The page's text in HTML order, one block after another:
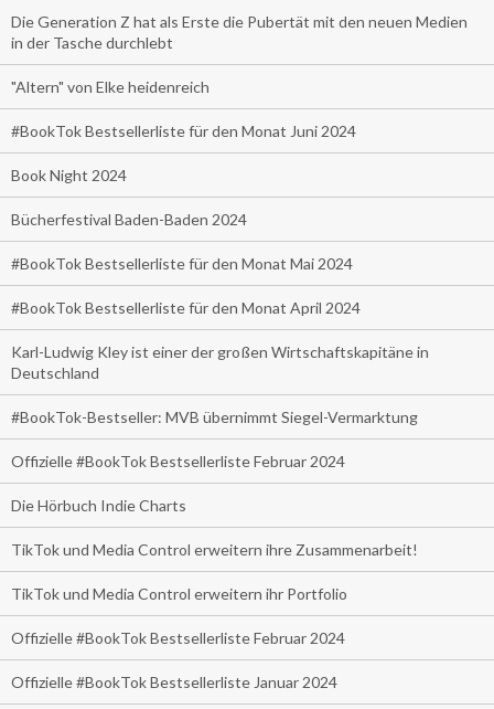
Die Generation Z hat als Erste die Pubertät mit den neuen Medien
in der Tasche durchlebt
"Altern" von Elke heidenreich
#BookTok Bestsellerliste für den Monat Juni 2024
Book Night 2024
Bücherfestival Baden-Baden 2024
#BookTok Bestsellerliste für den Monat Mai 2024
#BookTok Bestsellerliste für den Monat April 2024
Karl-Ludwig Kley ist einer der großen Wirtschaftskapitäne in
Deutschland
#BookTok-Bestseller: MVB übernimmt Siegel-Vermarktung
Offizielle #BookTok Bestsellerliste Februar 2024
Die Hörbuch Indie Charts
TikTok und Media Control erweitern ihre Zusammenarbeit!
TikTok und Media Control erweitern ihr Portfolio
Offizielle #BookTok Bestsellerliste Februar 2024
Offizielle #BookTok Bestsellerliste Januar 2024